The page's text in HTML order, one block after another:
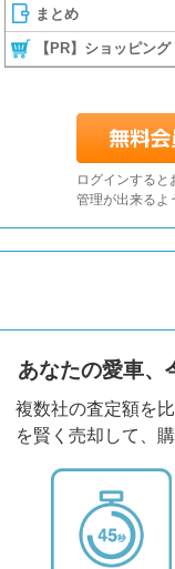
まとめ
【PR】ショッピング
ログインする
管理が出来るよ
あなたの愛車、
複数社の査定額を
を賢く売却して、